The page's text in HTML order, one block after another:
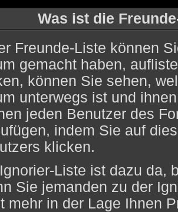
Was ist die
Freunde-Liste können
gemacht haben,
können Sie sehen,
unterwegs ist und
jeden Benutzer des
indem Sie auf
klicken.
Liste ist dazu da,
Sie jemanden zu der
mehr in der Lage Ihnen